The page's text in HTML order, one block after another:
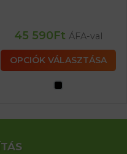
45 590Ft ÁFA-val
OPCIÓK VÁLASZTÁSA